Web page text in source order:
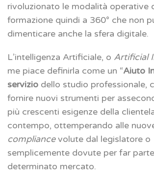
rivoluzionato le modalità operative
formazione quindi a 360° che non
dimenticare anche la sfera digitale.
L’intelligenza Artificiale, o Artificial
me piace definirla come un “Aiuto
servizio dello studio professionale,
fornire nuovi strumenti per
più crescenti esigenze della
contempo, ottemperando alle
compliancevolute dal legislatore o
semplicemente dovute per far
determinato mercato.